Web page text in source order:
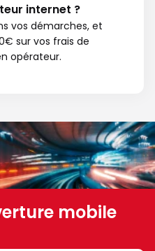
internet ?
vos démarches, et
sur vos frais de
opérateur.
mobile